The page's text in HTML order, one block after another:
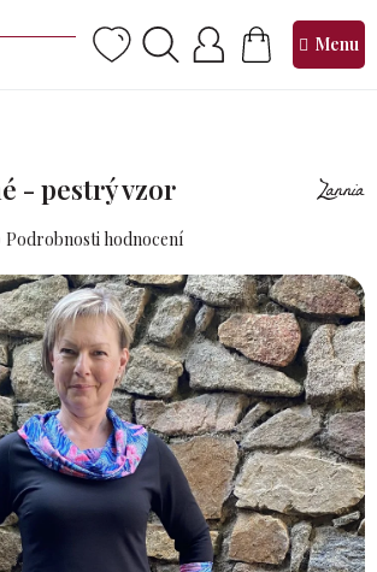
NÁKUPNÍ
KOŠÍK
- pestrý vzor
Podrobnosti hodnocení